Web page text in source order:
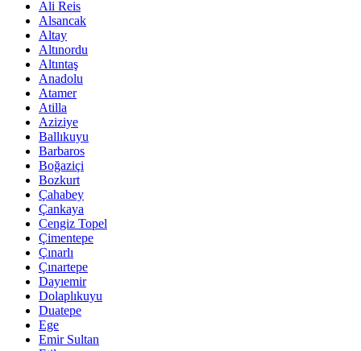
Ali Reis
Alsancak
Altay
Altınordu
Altıntaş
Anadolu
Atamer
Atilla
Aziziye
Ballıkuyu
Barbaros
Boğaziçi
Bozkurt
Çahabey
Çankaya
Cengiz Topel
Çimentepe
Çınarlı
Çınartepe
Dayıemir
Dolaplıkuyu
Duatepe
Ege
Emir Sultan